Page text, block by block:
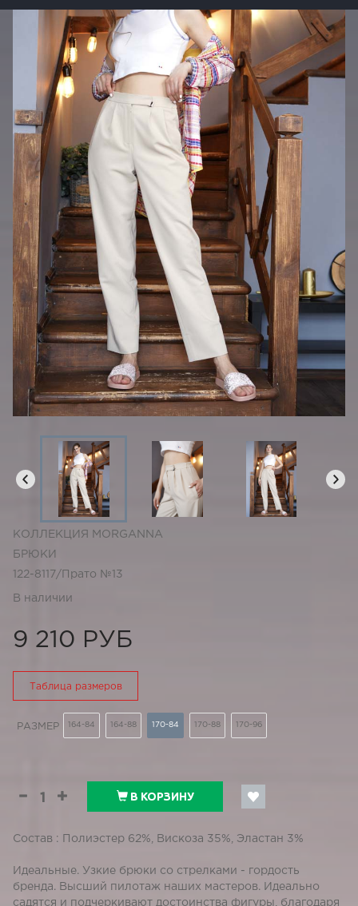
КОЛЛЕКЦИЯ MORGANNA
БРЮКИ
122-8117/Прато №13
В наличии
9 210 РУБ
Таблица размеров
РАЗМЕР 164-84 164-88 170-84 170-88 170-96
В КОРЗИНУ
Состав : Полиэстер 62%, Вискоза 35%, Эластан 3%
Идеальные. Узкие брюки со стрелками - гордость
бренда. Высший пилотаж наших мастеров. Идеально
садятся и подчеркивают достоинства фигуры, благодаря